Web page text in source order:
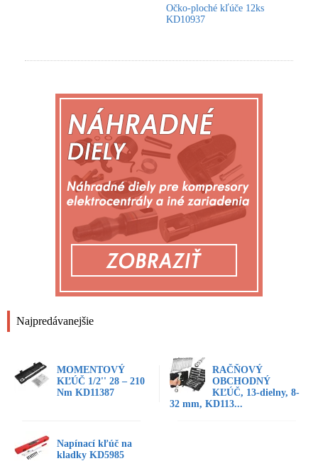
Najpredávanejšie
MOMENTOVÝ
KĽÚČ 1/2'' 28 – 210
Nm KD11387
RAČŇOVÝ
OBCHODNÝ
KĽÚČ, 13-dielny, 8-
32 mm, KD113...
Napínací kľúč na
kladky KD5985
Očko-ploché kľúče 12ks
KD10937